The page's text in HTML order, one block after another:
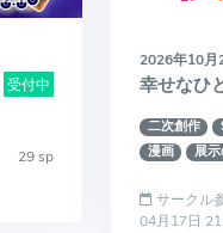
受付中
29 sp
2026年10月
幸せなひ
二次創作
漫画
展
サークル
04月17日